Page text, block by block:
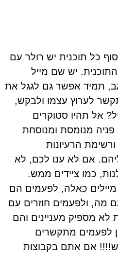
כל תוכנית יש רולר עם
יש שם מייל
תמיד אפשר גם לגגל את
לערוץ עצמו ולבקש,
אל תהיו סטוקרים
מנומסת ומנוסחת
הרעיונות
אם לא ענו לכם, לא
כמו ציידים ממש.
מיילים כאלה, לפעמים הם
מה, ולפעמים חוזרים עם
לא מספיק מעניינים והם
לפעמים מתקשרים
אם אתם בקבוצות